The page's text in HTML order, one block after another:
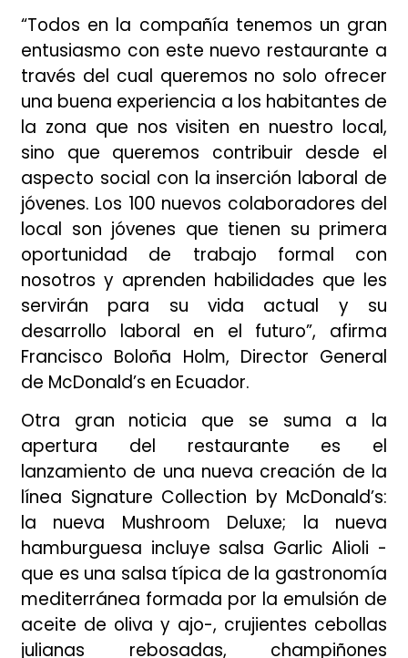
“Todos en la compañía tenemos un gran
entusiasmo con este nuevo restaurante a
través del cual queremos no solo ofrecer
una buena experiencia a los habitantes de
la zona que nos visiten en nuestro local,
sino que queremos contribuir desde el
aspecto social con la inserción laboral de
jóvenes. Los 100 nuevos colaboradores del
local son jóvenes que tienen su primera
oportunidad de trabajo formal con
nosotros y aprenden habilidades que les
servirán para su vida actual y su
desarrollo laboral en el futuro”, afirma
Francisco Boloña Holm, Director General
de McDonald’s en Ecuador.
Otra gran noticia que se suma a la
apertura del restaurante es el
lanzamiento de una nueva creación de la
línea Signature Collection by McDonald’s:
la nueva Mushroom Deluxe; la nueva
hamburguesa incluye salsa Garlic Alioli -
que es una salsa típica de la gastronomía
mediterránea formada por la emulsión de
aceite de oliva y ajo-, crujientes cebollas
julianas rebosadas, champiñones